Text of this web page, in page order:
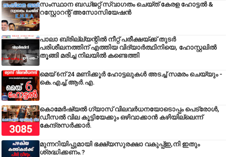
സംസ്ഥാന ബഡ്‌ജറ്റ് സ്വാഗതം ചെയ്ത് കേരള ഹോട്ടൽ &
റസ്റ്റോറന്റ് അസോസിയേഷൻ
പാലാ ബ്രില്ല്യന്റിൽ നീറ്റ് പരീക്ഷയ്ക്ക് തുടർ
പരിശീലനത്തിന് എത്തിയ വിദ്യാർത്ഥിനിയെ, ഹോസ്റ്റലിൽ
തൂങ്ങി മരിച്ച നിലയിൽ കണ്ടെത്തി
മെയ് 6ന് 24 മണിക്കൂർ ഹോട്ടലുകൾ അടച്ച് സമരം ചെയ്യും -
കെ.എച്ച്.ആർ.എ.
കൊമേർഷ്യൽ ഗ്യാസ് വിലവർധനയോടൊപ്പം പെട്രോൾ,
ഡീസല്‍ വില കൂട്ടിയേക്കും ഒഴിവാക്കാന്‍ കഴിയില്ലെന്ന്
കേന്ദ്രസര്‍ക്കാര്‍.
മുന്നറിയിപ്പുമായി ഭക്ഷ്യസുരക്ഷാ വകുപ്പ്ഇ,നി ഇതും
ശ്രദ്ധിക്കണം.?